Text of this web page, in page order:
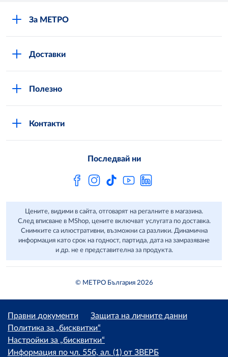
За МЕТРО
METRO AG
Доставки
Полезно
Контакти
Последвай ни
Цените, видими в сайта, отговарят на регалните в магазина.
След вписване в MShop, цените включват услугата по доставка.
Снимките са илюстративни, възможни са разлики. Динамична
информация като срок на годност, партида, дата на замразяване
и др. не е представителна за продукта.
© МЕТРО България 2026
Правни документи
Защита на личните данни
Политика за „бисквитки“
Настройки за „бисквитки“
Информация по чл. 55б, ал. (1) от ЗВЕРБ